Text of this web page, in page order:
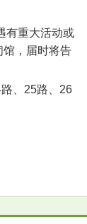
重大活动或
馆，届时将告
、25路、26